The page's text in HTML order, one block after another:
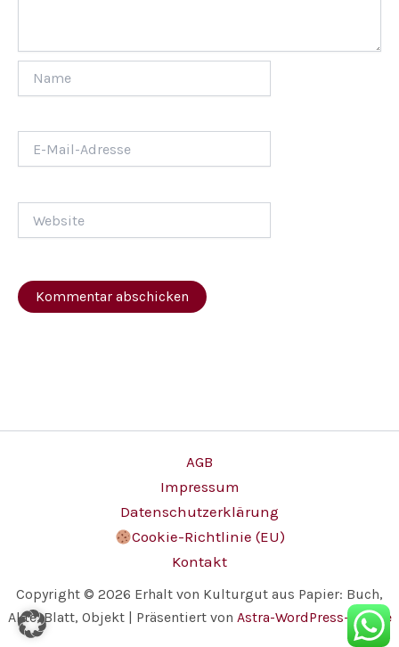
Mail-
AGB
Impressum
Datenschutzerklärung
Cookie-Richtlinie (EU)
Kontakt
Copyright © 2026 Erhalt von Kulturgut aus Papier: Buch,
Akte, Blatt, Objekt | Präsentiert von Astra-WordPress-Theme